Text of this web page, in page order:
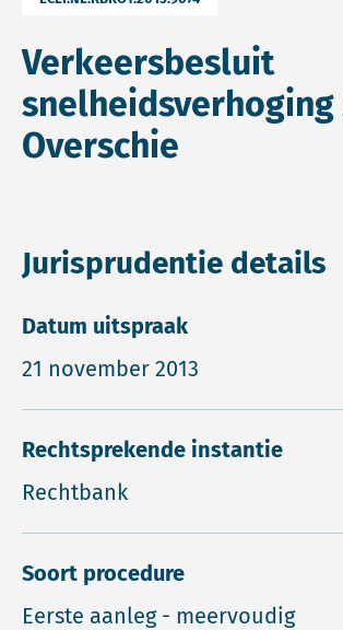
Verkeersbesluit
snelheidsverhoging
Overschie
Jurisprudentie details
Datum uitspraak
21 november 2013
Rechtsprekende instantie
Rechtbank
Soort procedure
Eerste aanleg - meervoudig